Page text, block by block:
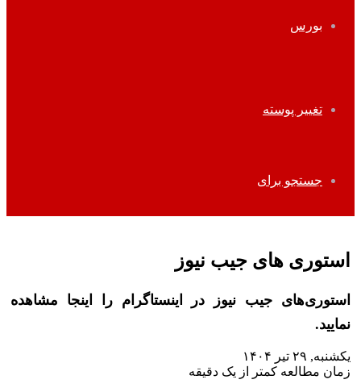
بورس
تغییر پوسته
جستجو برای
استوری های جیب نیوز
استوری‌های جیب نیوز در اینستاگرام را اینجا مشاهده
نمایید.
یکشنبه, ۲۹ تیر ۱۴۰۴
زمان مطالعه کمتر از یک دقیقه